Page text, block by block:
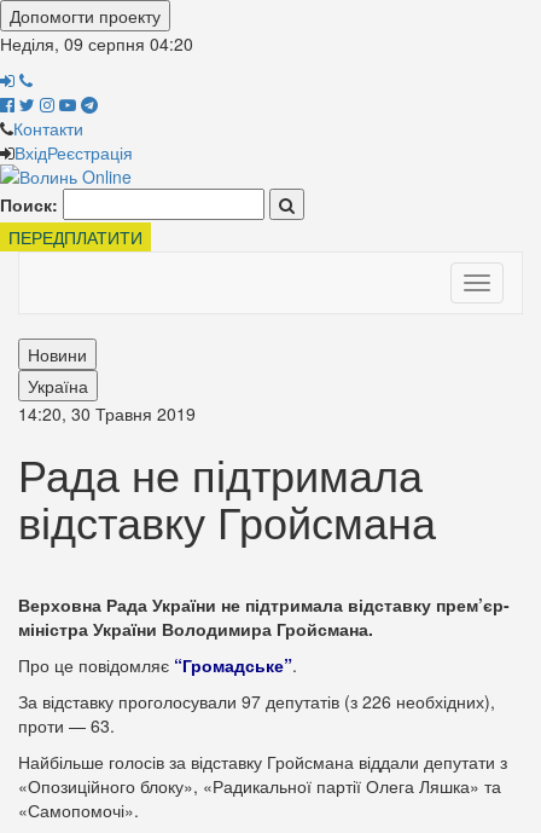
Допомогти проекту
Неділя, 09 серпня 04:20
Контакти
ВхідРеєстрація
Поиск:
ПЕРЕДПЛАТИТИ
Toggle
Новини
Україна
14:20, 30 Травня 2019
Рада не підтримала
відставку Гройсмана
Верховна Рада України не підтримала відставку прем’єр-
міністра України Володимира Гройсмана.
Про це повідомляє “Громадське”.
За відставку проголосували 97 депутатів (з 226 необхідних),
проти — 63.
Найбільше голосів за відставку Гройсмана віддали депутати з
«Опозиційного блоку», «Радикальної партії Олега Ляшка» та
«Самопомочі».